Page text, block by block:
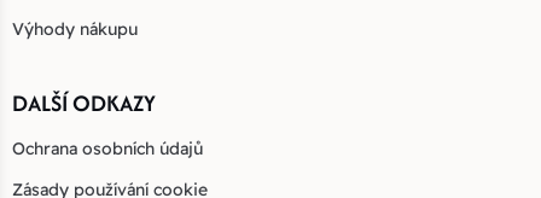
Výhody nákupu
DALŠÍ ODKAZY
Ochrana osobních údajů
Zásady používání cookie